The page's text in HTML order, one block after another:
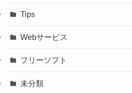
Tips
Webサービス
フリーソフト
未分類